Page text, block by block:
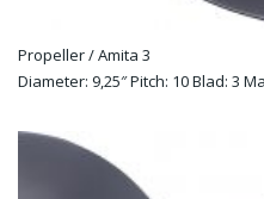
Propeller / Amita 3
Diameter: 9,25″ Pitch: 10 Blad: 3